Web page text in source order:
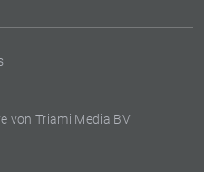
von Triami Media BV